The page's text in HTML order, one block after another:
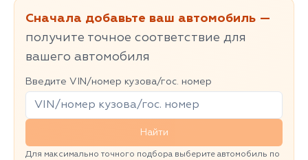
Сначала добавьте ваш автомобиль —
получите точное соответствие для
вашего автомобиля
Введите VIN/номер кузова/гос. номер
Найти
Для максимально точного подбора выберите автомобиль по